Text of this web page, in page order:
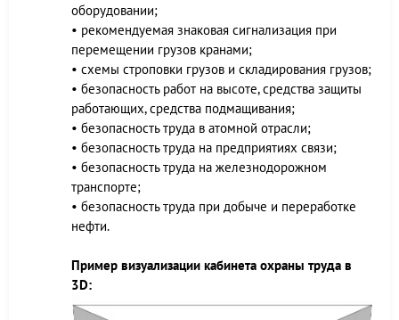
оборудовании;
• рекомендуемая знаковая сигнализация при
перемещении грузов кранами;
• схемы строповки грузов и складирования грузов;
• безопасность работ на высоте, средства защиты
работающих, средства подмащивания;
• безопасность труда в атомной отрасли;
• безопасность труда на предприятиях связи;
• безопасность труда на железнодорожном
транспорте;
• безопасность труда при добыче и переработке
нефти.
Пример визуализации кабинета охраны труда в
3D: